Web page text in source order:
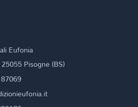
Eufonia
Pisogne (BS)